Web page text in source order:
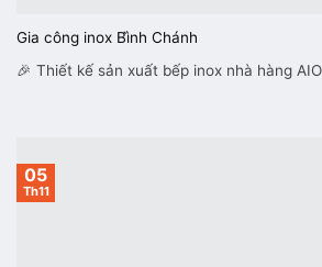
Gia công inox Bì̀nh Chánh
🎉 Thiết kế sản xuất bếp inox nhà hàng
05
Th11